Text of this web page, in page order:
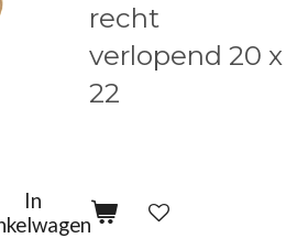
recht
verlopend 20 x
22
In